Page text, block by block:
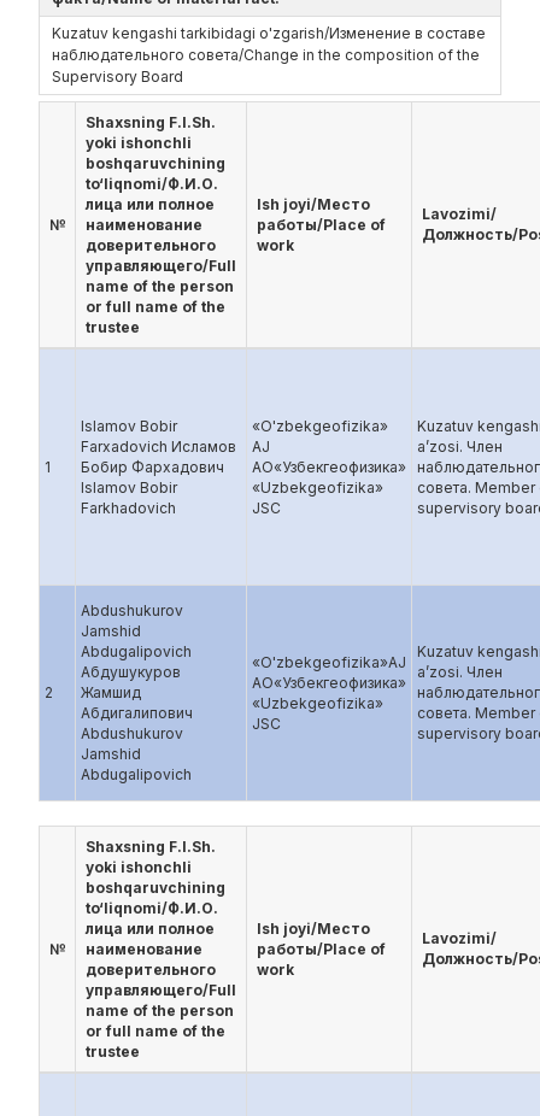
Kuzatuv kengashi tarkibidagi o'zgarish/Изменение в составе
наблюдательного совета/Change in the composition of the
Supervisory Board
№
Shaxsning F.I.Sh.
yoki ishonchli
boshqaruvchining
to‘liqnomi/Ф.И.О.
лица или полное
наименование
доверительного
управляющего/Full
name of the person
or full name of the
trustee
Ish joyi/Место
работы/Place of
work
Lavozimi/
Должность/
1
Islamov Bobir
Farxadovich Исламов
Бобир Фархадович
Islamov Bobir
Farkhadovich
«O'zbekgeofizika»
AJ
AO«Узбекгеофизика»
«Uzbekgeofizika»
JSC
Kuzatuv
a’zosi. Член
совета. Member
supervisory
2
Abdushukurov
Jamshid
Abdugalipovich
Абдушукуров
Жамшид
Абдигалипович
Abdushukurov
Jamshid
Abdugalipovich
«O'zbekgeofizika»AJ
AO«Узбекгеофизика»
«Uzbekgeofizika»
JSC
Kuzatuv
a’zosi. Член
совета. Member
supervisory
№
Shaxsning F.I.Sh.
yoki ishonchli
boshqaruvchining
to‘liqnomi/Ф.И.О.
лица или полное
наименование
доверительного
управляющего/Full
name of the person
or full name of the
trustee
Ish joyi/Место
работы/Place of
work
Lavozimi/
Должность/